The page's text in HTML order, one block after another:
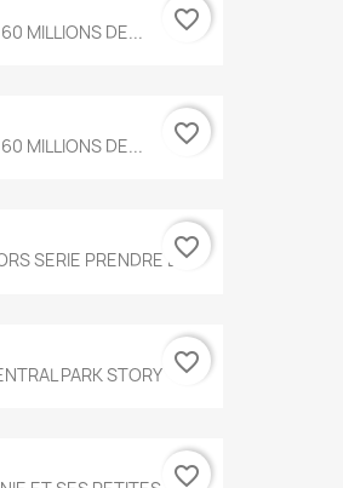
60 MILLIONS DE... favorite_border
60 MILLIONS DE... favorite_border
SERIE PRENDRE LE...
favorite_border
PARK STORY favorite_border
favorite_border